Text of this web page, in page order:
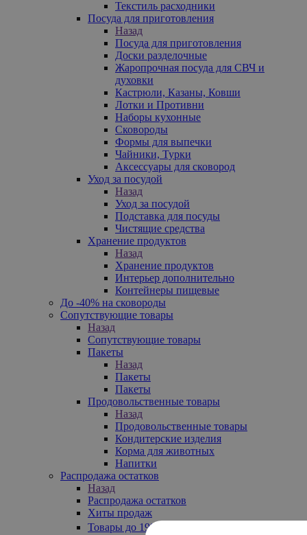
Текстиль расходники
Посуда для приготовления
Назад
Посуда для приготовления
Доски разделочные
Жаропрочная посуда для СВЧ и
духовки
Кастрюли, Казаны, Ковши
Лотки и Противни
Наборы кухонные
Сковороды
Формы для выпечки
Чайники, Турки
Аксессуары для сковород
Уход за посудой
Назад
Уход за посудой
Подставка для посуды
Чистящие средства
Хранение продуктов
Назад
Хранение продуктов
Интерьер дополнительно
Контейнеры пищевые
До -40% на сковороды
Сопутствующие товары
Назад
Сопутствующие товары
Пакеты
Назад
Пакеты
Пакеты
Продовольственные товары
Назад
Продовольственные товары
Кондитерские изделия
Корма для животных
Напитки
Распродажа остатков
Назад
Распродажа остатков
Хиты продаж
Товары до 199₽